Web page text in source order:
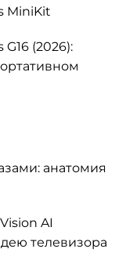
MiniKit
(2026):
анатомия
AI
телевизора